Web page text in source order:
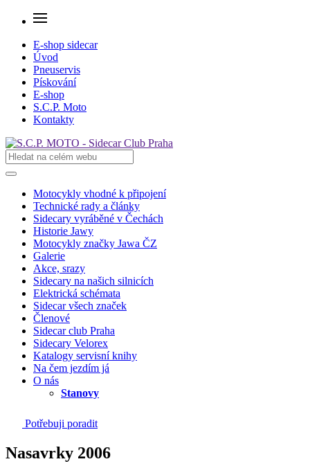
E-shop sidecar
Úvod
Pneuservis
Pískování
E-shop
S.C.P. Moto
Kontakty
Motocykly vhodné k připojení
Technické rady a články
Sidecary vyráběné v Čechách
Historie Jawy
Motocykly značky Jawa ČZ
Galerie
Akce, srazy
Sidecary na našich silnicích
Elektrická schémata
Sidecar všech značek
Členové
Sidecar club Praha
Sidecary Velorex
Katalogy servisní knihy
Na čem jezdím já
O nás
Stanovy
Potřebuji poradit
Nasavrky 2006